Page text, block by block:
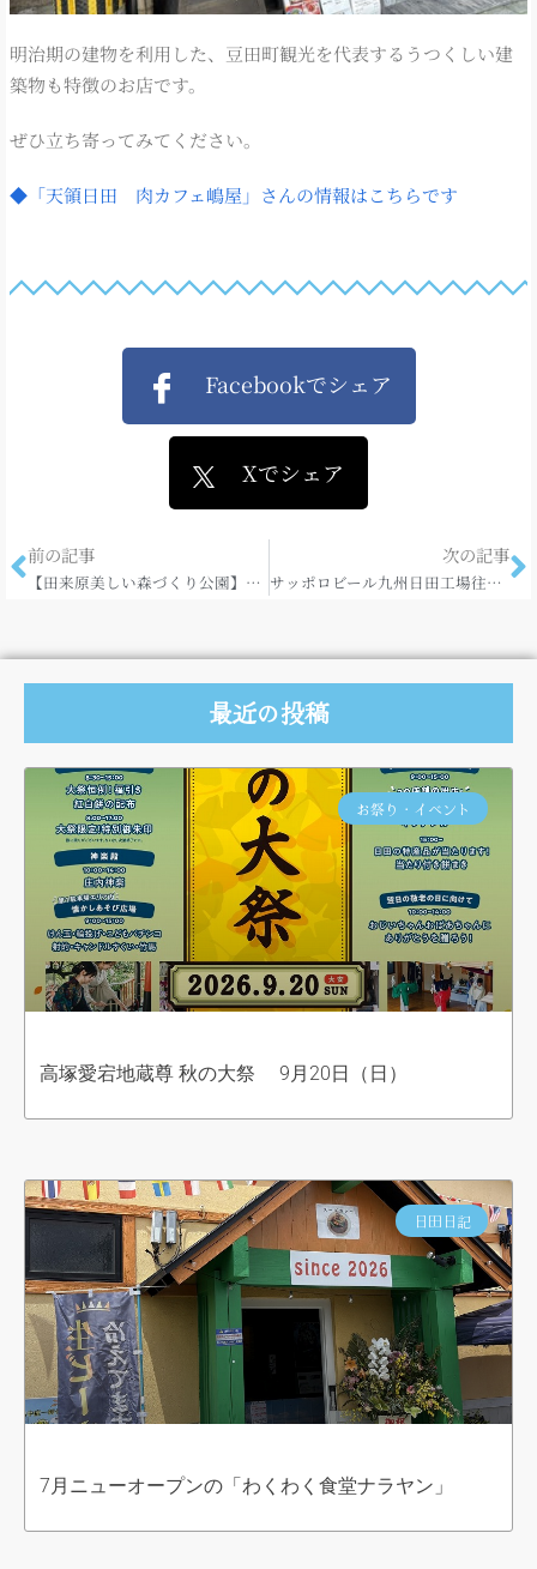
明治期の建物を利用した、豆田町観光を代表するうつくしい建
築物も特徴のお店です。
ぜひ立ち寄ってみてください。
◆「天領日田 肉カフェ嶋屋」さんの情報はこちらです
Facebookでシェア
Xでシェア
前の記事
【田来原美しい森づくり公園】ご利用制限について（進撃の巨人記念植樹「あの丘の木」周辺含む）
次の記事
サッポロビール九州日田工場往復ハイヤープラン
最近の投稿
お祭り・イベント
高塚愛宕地蔵尊 秋の大祭 9月20日（日）
日田日記
7月ニューオープンの「わくわく食堂ナラヤン」